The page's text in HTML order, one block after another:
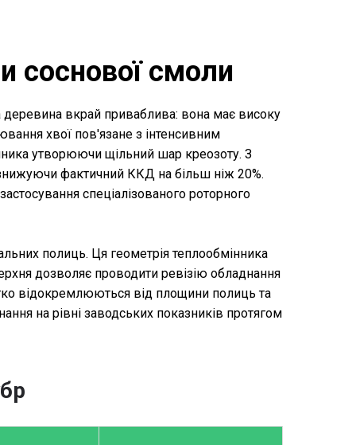
соснової смоли
деревина вкрай приваблива: вона має високу
хвої пов'язане з інтенсивним
утворюючи щільний шар креозоту. З
фактичний ККД на більш ніж 20%.
спеціалізованого роторного
полиць. Ця геометрія теплообмінника
дозволяє проводити ревізію обладнання
відокремлюються від площини полиць та
на рівні заводських показників протягом